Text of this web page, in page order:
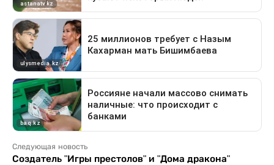
Следующая новость
Создатель "Игры престолов" и "Дома дракона"